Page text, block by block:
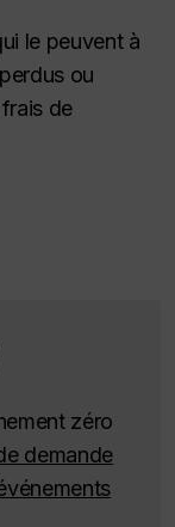
le peuvent à
ou
de
zéro
demande